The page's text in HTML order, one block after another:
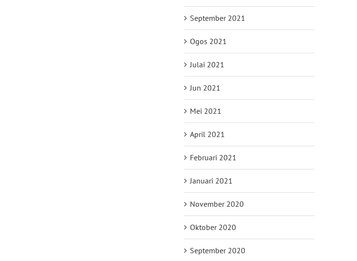
September 2021
Ogos 2021
Julai 2021
Jun 2021
Mei 2021
April 2021
Februari 2021
Januari 2021
November 2020
Oktober 2020
September 2020